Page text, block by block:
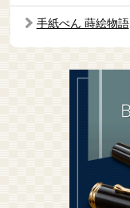
手紙ぺん 蒔絵物語